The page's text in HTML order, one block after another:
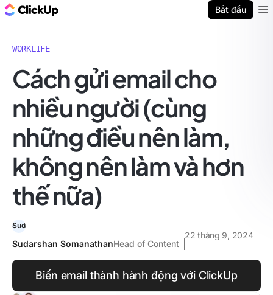
Bắt đầu
WORKLIFE
Cách gửi email cho
nhiều người (cùng
những điều nên làm,
không nên làm và hơn
thế nữa)
Sudarshan SomanathanHead of Content
22 tháng 9, 2024
Biến email thành hành động với ClickUp